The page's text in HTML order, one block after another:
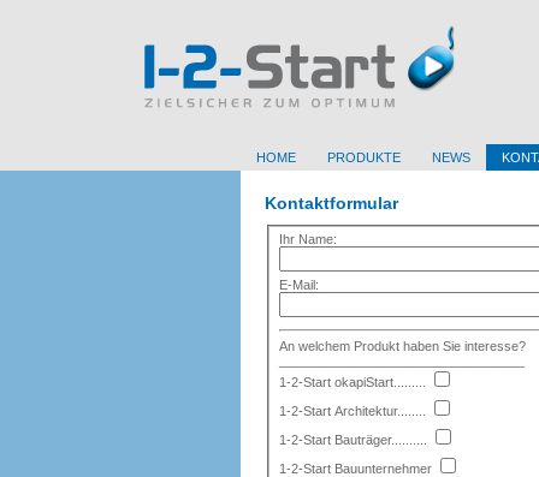
HOME PRODUKTE NEWS
Kontaktformular
Ihr Name:
E-Mail:
An welchem Produkt haben Sie interesse?
1-2-Start okapiStart.........
1-2-Start Architektur........
1-2-Start Bauträger..........
1-2-Start Bauunternehmer